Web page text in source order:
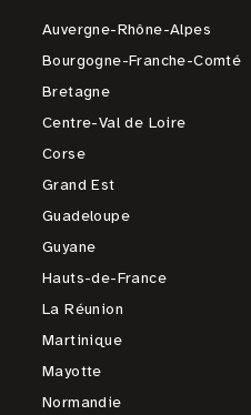
Auvergne-Rhône-Alpes
Bourgogne-Franche-Comté
Bretagne
Centre-Val de Loire
Corse
Grand Est
Guadeloupe
Guyane
Hauts-de-France
La Réunion
Martinique
Mayotte
Normandie